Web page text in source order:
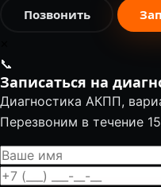
Позвонить
📞
Записаться на
Диагностика АКПП,
Перезвоним в течение